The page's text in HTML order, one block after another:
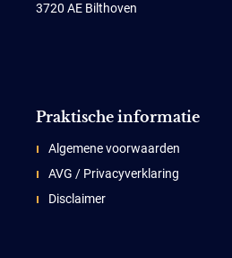
3720 AE Bilthoven
Praktische informatie
Algemene voorwaarden
AVG / Privacyverklaring
Disclaimer